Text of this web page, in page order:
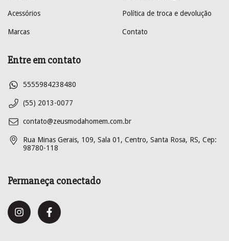
Acessórios
Marcas
Política de troca e devolução
Contato
Entre em contato
5555984238480
(55) 2013-0077
contato@zeusmodahomem.com.br
Rua Minas Gerais, 109, Sala 01, Centro, Santa Rosa, RS, Cep:
98780-118
Permaneça conectado